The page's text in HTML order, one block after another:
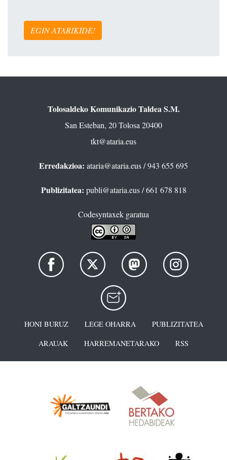
EGIN ATARIKIDE!
Tolosaldeko Komunikazio Taldea S.M.
San Esteban, 20 Tolosa 20400
tkt@ataria.eus
Erredakzioa: ataria@ataria.eus/ 943 655 695
Publizitatea: publi@ataria.eus/ 661 678 818
Codesyntaxek garatua
HONI BURUZ LEGE OHARRA
PUBLIZITATEA
ARAUAK
HARREMANETARAKO RSS